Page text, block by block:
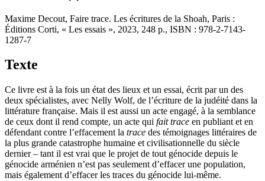
Maxime Decout, Faire trace. Les écritures de la Shoah, Paris :
Éditions Corti, « Les essais », 2023, 248 p., ISBN : 978-2-7143-
1287-7
Texte
Ce livre est à la fois un état des lieux et un essai, écrit par un des
deux spécialistes, avec Nelly Wolf, de l’écriture de la judéité dans la
littérature française. Mais il est aussi un acte engagé, à la semblance
de ceux dont il rend compte, un acte qui fait trace en publiant et en
défendant contre l’effacement la trace des témoignages littéraires de
la plus grande catastrophe humaine et civilisationnelle du siècle
dernier – tant il est vrai que le projet de tout génocide depuis le
génocide arménien n’est pas seulement d’effacer une population,
mais également d’effacer les traces du génocide lui-même.